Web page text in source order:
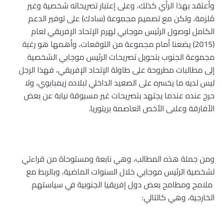
وأعتقد بهذا الرأي كذلك، وعلى إعتبار تصريحاته شخصية وغير
مُلزمة، ولكن مع تصميم مجموعة (سادك) على توفير الدعم
الكامل لوصول الرئيس موجابي لهرم الإتحاد الإفريقي لعام
(2015) يضعنا أمام مجموعة من التوقعات، وأهمها هو رغبة
مجموعة الجنوب بتحويل تصريحات الرئيس موجابي الشخصية
إلى مطالبات مطروحة على طاولة الإتحاد الإفريقي، فهذا الرجل
ليس لديه ما يخسره على الصعيد الداخلي لبلاده زيمبابوي، ولا
حرج عنده عندما يجتهد بتصريحات غير مسبوقة نيابة عن بعض
الأفارقة وعلىى الأخص العاصمة بريتوريا.
ومن جملة هذه المطالب، وهي نابعة ومستوحاة من قراءتي
لشخصية الرئيس موجابي خلال السنوات الماضية، وبالربط مع
ملامح ومطامح بعض دول إفريقيا الجنوبية في سياستهم
الخارجية، وهي كالتالي: